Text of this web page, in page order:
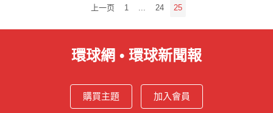
分
上一页 1 ... 24 25
環球網 • 環球新聞報
購買主題 加入會員